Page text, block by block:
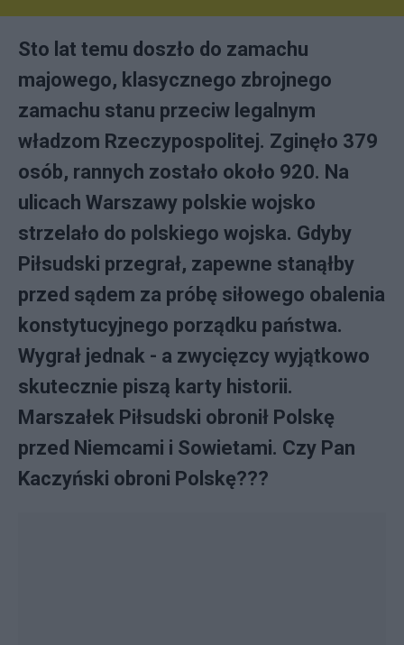
Sto lat temu doszło do zamachu
majowego, klasycznego zbrojnego
zamachu stanu przeciw legalnym
władzom Rzeczypospolitej. Zginęło 379
osób, rannych zostało około 920. Na
ulicach Warszawy polskie wojsko
strzelało do polskiego wojska. Gdyby
Piłsudski przegrał, zapewne stanąłby
przed sądem za próbę siłowego obalenia
konstytucyjnego porządku państwa.
Wygrał jednak - a zwycięzcy wyjątkowo
skutecznie piszą karty historii.
Marszałek Piłsudski obronił Polskę
przed Niemcami i Sowietami. Czy Pan
Kaczyński obroni Polskę???